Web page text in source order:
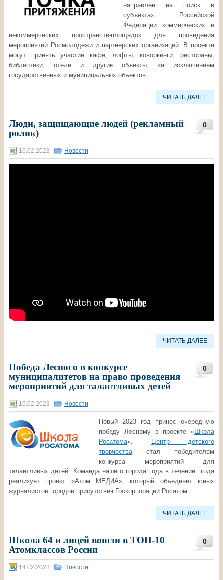
направлен на поиск в
субъектах Российской
Федерации коммерческих и
некоммерческих пространств-площадок для проведения
мероприятий Росмолодежи и партнерских организаций. В проекте
могут принять участие кафе, лофты, коворкинги, рестораны,
библиотеки, отели и другие объекты, за исключением
государственных и муниципальных объектов.
ЧИТАТЬ ДАЛЕЕ
0
Люди, защищающие людей (рекламный
ролик)
16.02.2023 Новости
ЧИТАТЬ ДАЛЕЕ
0
Победа Лесного в конкурсе
муниципалитетов на право проведения
мероприятий для талантливых детей
15.02.2023 Новости
Новый 2023 год принес очередную
победу Лесному в проекте «Школа
Росатома».
Центр детского
творчествастал победителем
конкурса мероприятий для
талантливых детей. Команда нашего города года в течение года
реализует проект «Атом МЕДИА», который объединит юных
журналистов городов присутствия Госкорпорации Росатом.
ЧИТАТЬ ДАЛЕЕ
0
Школа 64 и лицей вошли в ТОП-10
Атомклассов России
14.02.2023 Новости